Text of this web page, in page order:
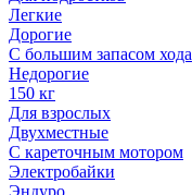
Легкие
Дорогие
С большим запасом хода
Недорогие
150 кг
Для взрослых
Двухместные
С кареточным мотором
Электробайки